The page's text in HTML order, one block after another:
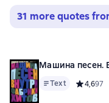
31 more quotes
Машина песен.
Text Средний
4,697